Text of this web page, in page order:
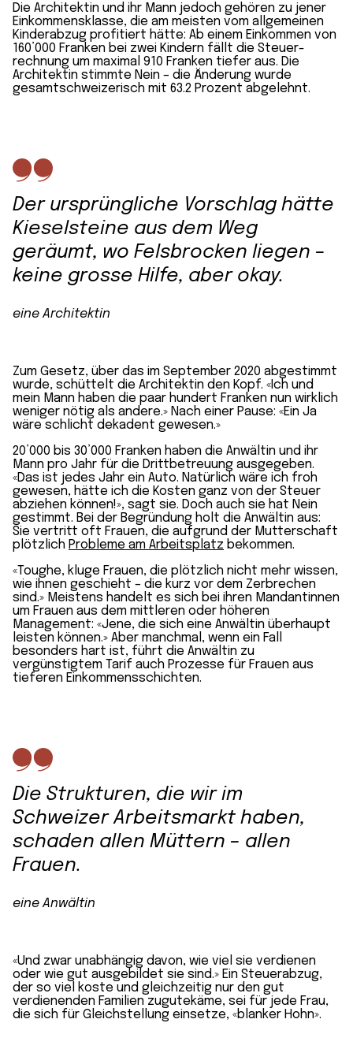
Die Architektin und ihr Mann jedoch gehören zu jener
Einkommens­klasse, die am meisten vom allgemeinen
Kinder­abzug profitiert hätte: Ab einem Einkommen von
160’000 Franken bei zwei Kindern fällt die Steuer­
rechnung um maximal 910 Franken tiefer aus. Die
Architektin stimmte Nein – die Änderung wurde
gesamtschweizerisch mit 63.2 Prozent abgelehnt.
Der ursprüngliche Vorschlag hätte
Kiesel­steine aus dem Weg
geräumt, wo Fels­brocken liegen –
keine grosse Hilfe, aber okay.
eine Architektin
Zum Gesetz, über das im September 2020 abgestimmt
wurde, schüttelt die Architektin den Kopf. «Ich und
mein Mann haben die paar hundert Franken nun wirklich
weniger nötig als andere.» Nach einer Pause: «Ein Ja
wäre schlicht dekadent gewesen.»
20’000 bis 30’000 Franken haben die Anwältin und ihr
Mann pro Jahr für die Dritt­betreuung ausgegeben.
«Das ist jedes Jahr ein Auto. Natürlich wäre ich froh
gewesen, hätte ich die Kosten ganz von der Steuer
abziehen können!», sagt sie. Doch auch sie hat Nein
gestimmt. Bei der Begründung holt die Anwältin aus:
Sie vertritt oft Frauen, die aufgrund der Mutterschaft
plötzlich Probleme am Arbeits­platz bekommen.
«Toughe, kluge Frauen, die plötzlich nicht mehr wissen,
wie ihnen geschieht – die kurz vor dem Zerbrechen
sind.» Meistens handelt es sich bei ihren Mandantinnen
um Frauen aus dem mittleren oder höheren
Management: «Jene, die sich eine Anwältin überhaupt
leisten können.» Aber manchmal, wenn ein Fall
besonders hart ist, führt die Anwältin zu
vergünstigtem Tarif auch Prozesse für Frauen aus
tieferen Einkommensschichten.
Die Strukturen, die wir im
Schweizer Arbeits­markt haben,
schaden allen Müttern – allen
Frauen.
eine Anwältin
«Und zwar unabhängig davon, wie viel sie verdienen
oder wie gut ausgebildet sie sind.» Ein Steuer­abzug,
der so viel koste und gleichzeitig nur den gut
verdienenden Familien zugutekäme, sei für jede Frau,
die sich für Gleich­stellung einsetze, «blanker Hohn».